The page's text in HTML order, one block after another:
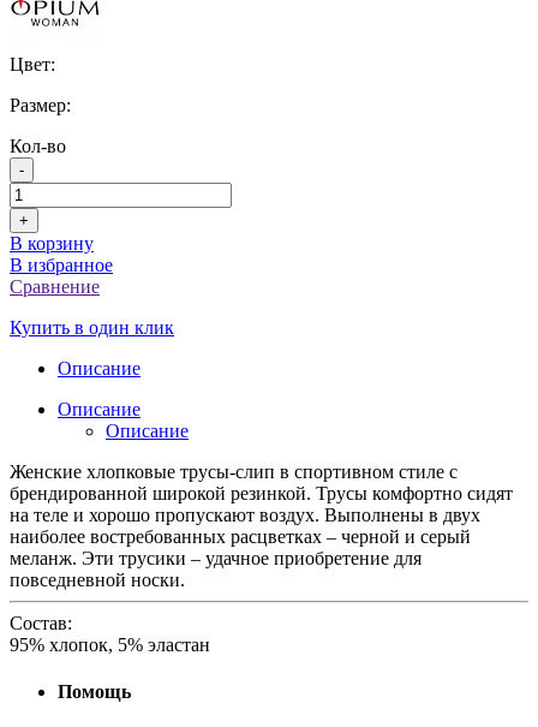
Цвет:
Размер:
Кол-во
-
+
В корзину
В избранное
Сравнение
Купить в один клик
Описание
Описание
Описание
Женские хлопковые трусы-слип в спортивном стиле с
брендированной широкой резинкой. Трусы комфортно сидят
на теле и хорошо пропускают воздух. Выполнены в двух
наиболее востребованных расцветках – черной и серый
меланж. Эти трусики – удачное приобретение для
повседневной носки.
Состав:
95% хлопок, 5% эластан
Помощь